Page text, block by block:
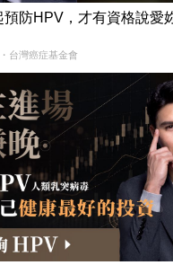
防HPV，才有資格說愛
台灣癌症基金會